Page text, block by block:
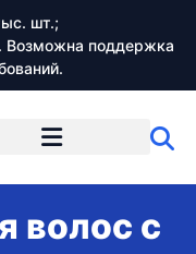
шт.;
Возможна поддержка
волос с